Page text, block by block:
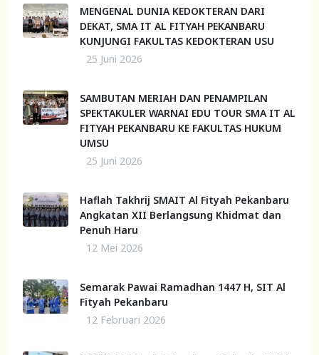
MENGENAL DUNIA KEDOKTERAN DARI
DEKAT, SMA IT AL FITYAH PEKANBARU
KUNJUNGI FAKULTAS KEDOKTERAN USU
25 Juni 2026
SAMBUTAN MERIAH DAN PENAMPILAN
SPEKTAKULER WARNAI EDU TOUR SMA IT AL
FITYAH PEKANBARU KE FAKULTAS HUKUM
UMSU
25 Juni 2026
Haflah Takhrij SMAIT Al Fityah Pekanbaru
Angkatan XII Berlangsung Khidmat dan
Penuh Haru
12 Mei 2026
Semarak Pawai Ramadhan 1447 H, SIT Al
Fityah Pekanbaru
12 Februari 2026